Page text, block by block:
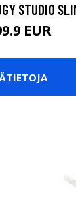
STUDIO
EUR